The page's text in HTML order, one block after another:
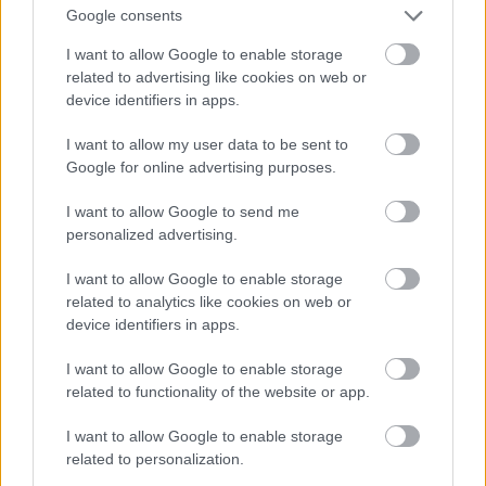
Google consents
I want to allow Google to enable storage
related to advertising like cookies on web or
device identifiers in apps.
I want to allow my user data to be sent to
Google for online advertising purposes.
I want to allow Google to send me
personalized advertising.
I want to allow Google to enable storage
related to analytics like cookies on web or
device identifiers in apps.
I want to allow Google to enable storage
related to functionality of the website or app.
I want to allow Google to enable storage
related to personalization.
eddig is...
@Ezopusz1234: Mi is BW-ben, történetesen
Reutlingenben élünk. :)
Én a tavalyi első hisztirohamokban még egészen
meg voltam elégedve az itteni hozzáállással és
intézkedésekkel, de ami mára itt megy, arról a lovon
eszembe...
Bízom benne, hogy legalább húsvétkor már
karanténosdi nélkül (amúgy honnan tudja meg a
hivatal, hogy külföldön jártunk, ha pl. "elfelejtjük"
jelenteni az Gesundheitsamtnál? :D)...
Mindegy. Totális káosz az egész, és nem sok jele van,
hogy bármit is tanulnának/"tanulnánk" bármiből is.
Én az első sorból gyújtanám a fityesz alá a
parlamentet, de az se semmi, amit a
neoliberalizmus művel, főleg itt az EU-ban...
Remélem, hogy történik majd valami csoda, és még